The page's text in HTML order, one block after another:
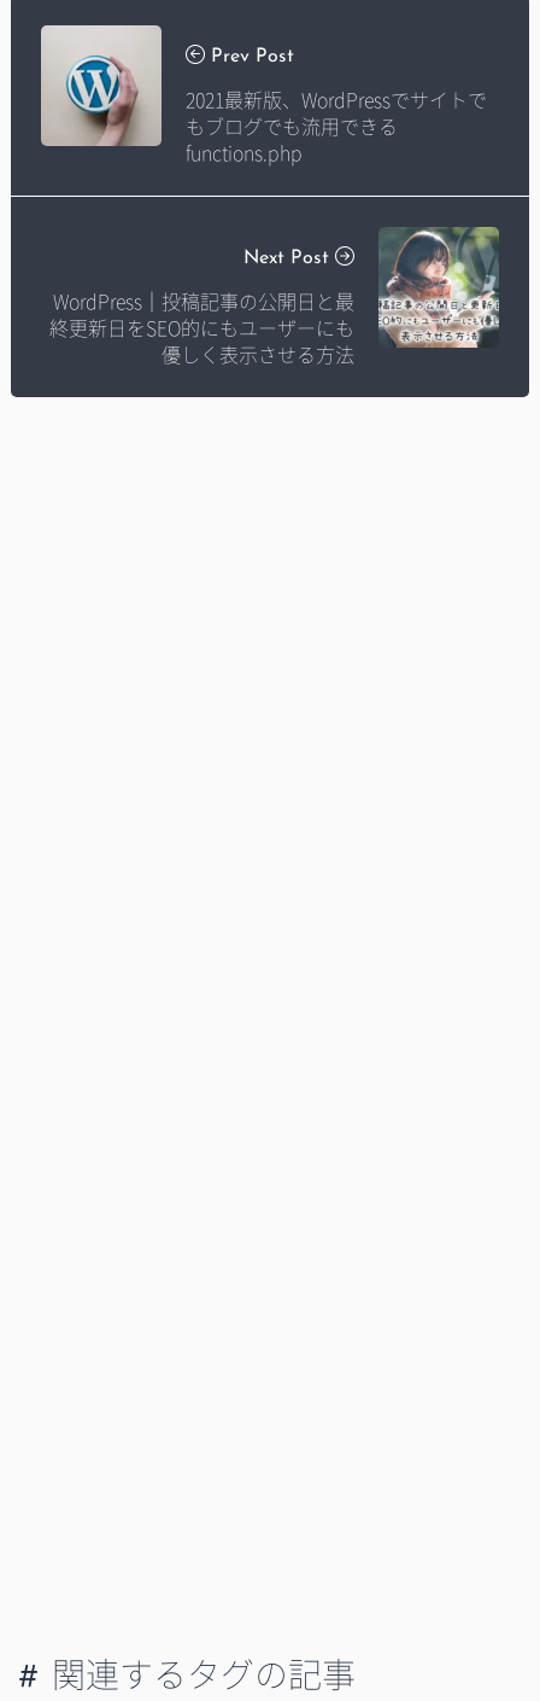
Prev Post
2021最新版、WordPressでサイトで
もブログでも流用できる
functions.php
Next Post
WordPress｜投稿記事の公開日と最
終更新日をSEO的にもユーザーにも
優しく表示させる方法
関連するタグの記事